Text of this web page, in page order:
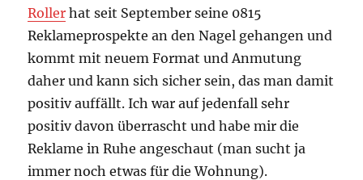
Roller hat seit September seine 0815
Reklameprospekte an den Nagel gehangen und
kommt mit neuem Format und Anmutung
daher und kann sich sicher sein, das man damit
positiv auffällt. Ich war auf jedenfall sehr
positiv davon überrascht und habe mir die
Reklame in Ruhe angeschaut (man sucht ja
immer noch etwas für die Wohnung).